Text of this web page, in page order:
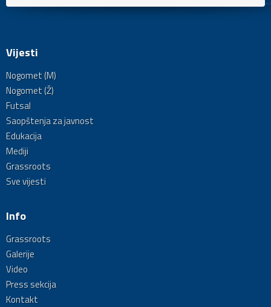
Vijesti
Nogomet (M)
Nogomet (Ž)
Futsal
Saopštenja za javnost
Edukacija
Mediji
Grassroots
Sve vijesti
Info
Grassroots
Galerije
Video
Press sekcija
Kontakt